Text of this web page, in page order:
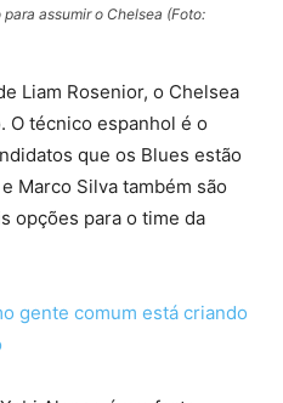
assumir o Chelsea (Foto:
Liam Rosenior, o Chelsea
O técnico espanhol é o
que os Blues estão
Marco Silva também são
opções para o time da
gente comum está criando